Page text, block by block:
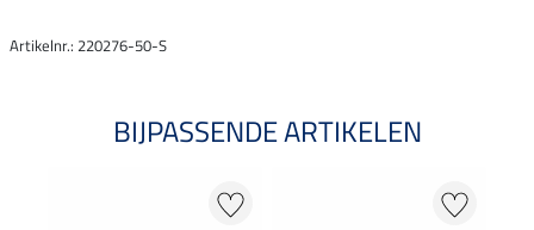
Artikelnr.: 220276-50-S
BIJPASSENDE ARTIKELEN